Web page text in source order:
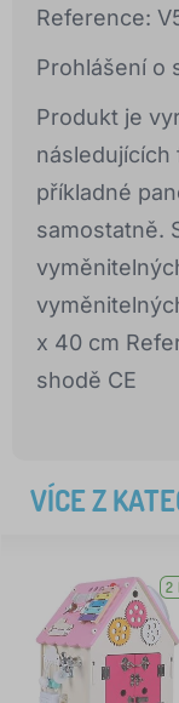
Reference:
Prohlášení o
Produkt je
příkladné
samostatně.
x 40 cm
shodě CE
VÍCE Z
2